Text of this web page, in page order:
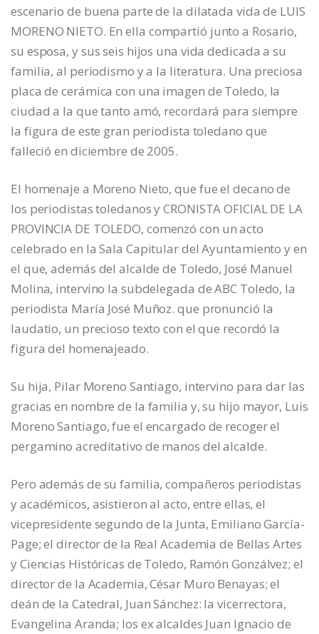
escenario de buena parte de la dilatada vida de LUIS
MORENO NIETO. En ella compartió junto a Rosario,
su esposa, y sus seis hijos una vida dedicada a su
familia, al periodismo y a la literatura. Una preciosa
placa de cerámica con una imagen de Toledo, la
ciudad a la que tanto amó, recordará para siempre
la figura de este gran periodista toledano que
falleció en diciembre de 2005.
El homenaje a Moreno Nieto, que fue el decano de
los periodistas toledanos y CRONISTA OFICIAL DE LA
PROVINCIA DE TOLEDO, comenzó con un acto
celebrado en la Sala Capitular del Ayuntamiento y en
el que, además del alcalde de Toledo, José Manuel
Molina, intervino la subdelegada de ABC Toledo, la
periodista María José Muñoz. que pronunció la
laudatio, un precioso texto con el que recordó la
figura del homenajeado.
Su hija, Pilar Moreno Santiago, intervino para dar las
gracias en nombre de la familia y, su hijo mayor, Luis
Moreno Santiago, fue el encargado de recoger el
pergamino acreditativo de manos del alcalde.
Pero además de su familia, compañeros periodistas
y académicos, asistieron al acto, entre ellas, el
vicepresidente segundo de la Junta, Emiliano García-
Page; el director de la Real Academia de Bellas Artes
y Ciencias Históricas de Toledo, Ramón Gonzálvez; el
director de la Academia, César Muro Benayas; el
deán de la Catedral, Juan Sánchez: la vicerrectora,
Evangelina Aranda; los ex alcaldes Juan Ignacio de